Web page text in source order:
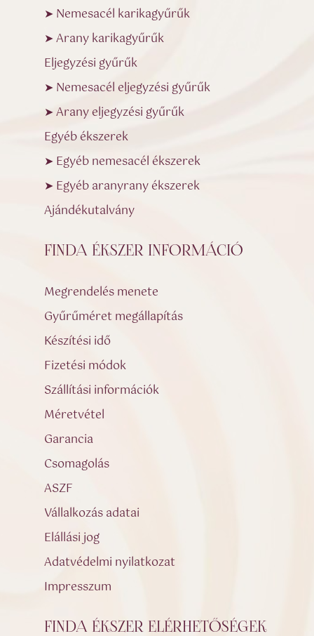
➤ Nemesacél karikagyűrűk
➤ Arany karikagyűrűk
Eljegyzési gyűrűk
➤ Nemesacél eljegyzési gyűrűk
➤ Arany eljegyzési gyűrűk
Egyéb ékszerek
➤ Egyéb nemesacél ékszerek
➤ Egyéb aranyrany ékszerek
Ajándékutalvány
FINDA ÉKSZER INFORMÁCIÓ
Megrendelés menete
Gyűrűméret megállapítás
Készítési idő
Fizetési módok
Szállítási információk
Méretvétel
Garancia
Csomagolás
ASZF
Vállalkozás adatai
Elállási jog
Adatvédelmi nyilatkozat
Impresszum
FINDA ÉKSZER ELÉRHETŐSÉGEK